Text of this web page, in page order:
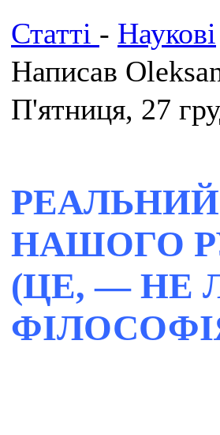
Статті - Наукові
Написав
П'ятниця, 27
НАШОГО
(ЦЕ,— НЕ